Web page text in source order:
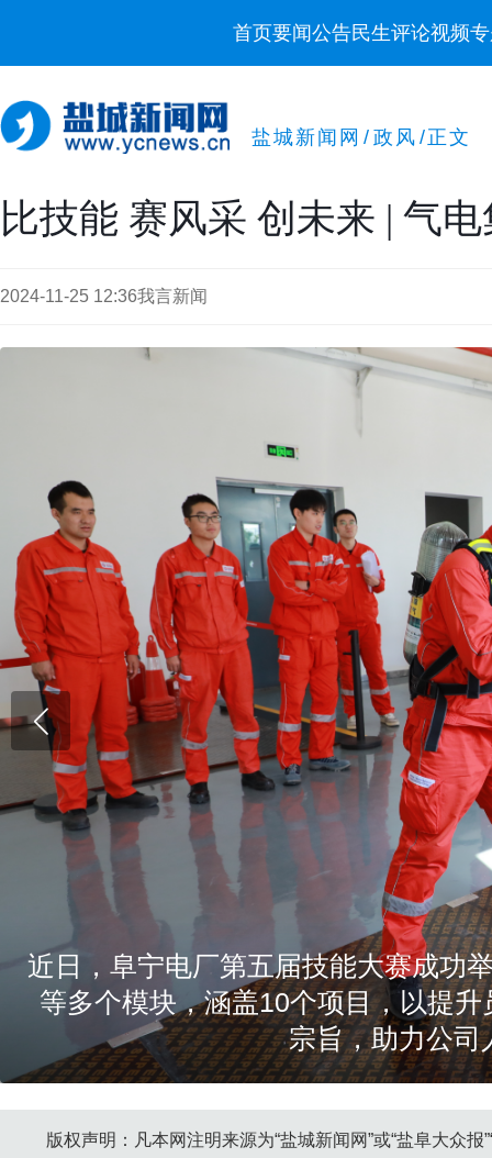
首页要闻公告民生评论视频
盐城新闻网 / 政风 /正文
比技能 赛风采 创未来 | 气
2024-11-25 12:36我言新闻
近日，阜宁电厂第五届技能大赛成功
等多个模块，涵盖10个项目，以提
宗旨，助力公司
版权声明：凡本网注明来源为“盐城新闻网”或“盐阜大众